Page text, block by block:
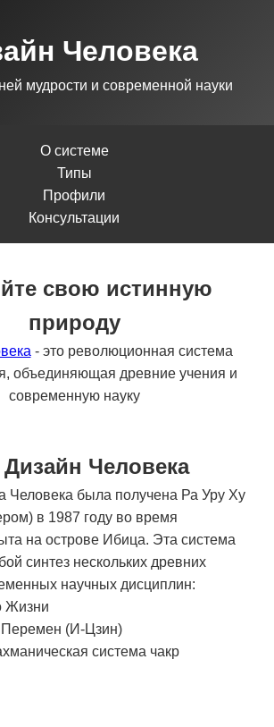
Человека
мудрости и современной науки
О системе
Типы
Профили
Консультации
свою истинную
природу
- это революционная система
объединяющая древние учения и
современную науку
Человека
Человека была получена Ра Уру Ху
в 1987 году во время
на острове Ибица. Эта система
синтез нескольких древних
научных дисциплин:
Жизни
Перемен (И-Цзин)
система чакр